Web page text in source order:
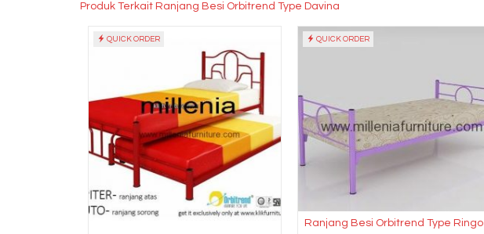
Produk Terkait Ranjang Besi Orbitrend Type Davina
QUICK ORDER QUICK ORDER
Ranjang Besi Orbitrend Type Ringo